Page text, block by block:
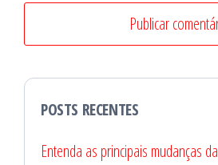
POSTS RECENTES
Entenda as principais mudanças